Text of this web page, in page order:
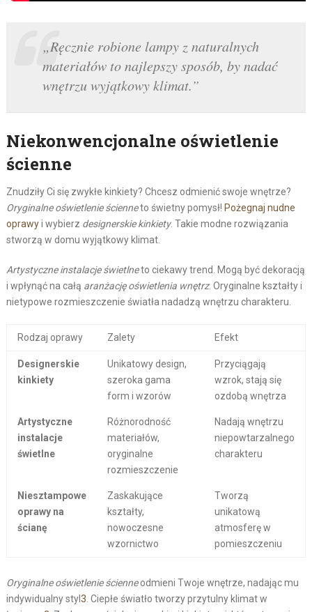
„Ręcznie robione lampy z naturalnych
materiałów to najlepszy sposób, by nadać
wnętrzu wyjątkowy klimat.”
Niekonwencjonalne oświetlenie
ścienne
Znudziły Ci się zwykłe kinkiety? Chcesz odmienić swoje wnętrze?
Oryginalne oświetlenie ścienneto świetny pomysł! Pożegnaj nudne
oprawyi wybierz designerskie kinkiety. Takie modne rozwiązania
stworzą w domu wyjątkowy klimat.
Artystyczne instalacje świetlneto ciekawy trend. Mogą być dekoracją
i wpłynąć na całą aranżację oświetlenia wnętrz. Oryginalne kształty i
nietypowe rozmieszczenie światła nadadzą wnętrzu charakteru.
Rodzaj oprawy Zalety Efekt
Designerskie
kinkiety
Unikatowy design,
szeroka gama
form i wzorów
Przyciągają
wzrok, stają się
ozdobą wnętrza
Artystyczne
instalacje
świetlne
Różnorodność
materiałów,
oryginalne
rozmieszczenie
Nadają wnętrzu
niepowtarzalnego
charakteru
Niesztampowe
oprawy na
ścianę
Zaskakujące
kształty,
nowoczesne
wzornictwo
Tworzą
unikatową
atmosferę w
pomieszczeniu
Oryginalne oświetlenie ścienneodmieni Twoje wnętrze, nadając mu
indywidualny styl3 . Ciepłe światło tworzy przytulny klimat w